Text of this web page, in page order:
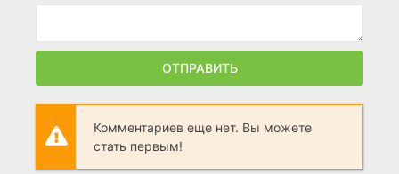
ОТПРАВИТЬ
Комментариев еще нет. Вы можете
стать первым!